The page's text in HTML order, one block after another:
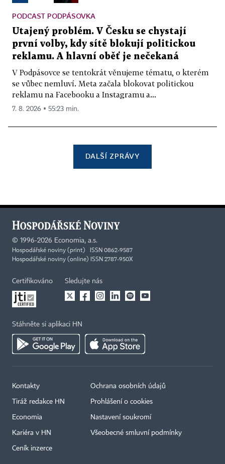
PODCAST PODPÁSOVKA
Utajený problém. V Česku se chystají
první volby, kdy sítě blokují politickou
reklamu. A hlavní oběť je nečekaná
V Podpásovce se tentokrát věnujeme tématu, o kterém
se vůbec nemluví. Meta začala blokovat politickou
reklamu na Facebooku a Instagramu a...
7. 8. 2026 ▪ 55:23 min.
DALŠÍ ZPRÁVY
© 1996-2026 Economia, a.s.
Hospodářské noviny (print) ISSN 0862-9587
Hospodářské noviny (online) ISSN 2787-950X
Certifikováno Sledujte nás
Stáhněte si aplikaci HN
Kontakty
Tiráž redakce HN
Economia
Kariéra v HN
Ceník inzerce
Ochrana osobních údajů
Prohlášení o cookies
Nastavení soukromí
Všeobecné smluvní podmínky